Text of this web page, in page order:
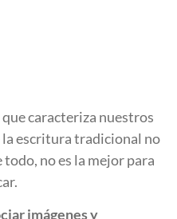
caracteriza nuestros
escritura tradicional no
no es la mejor para
imágenes y